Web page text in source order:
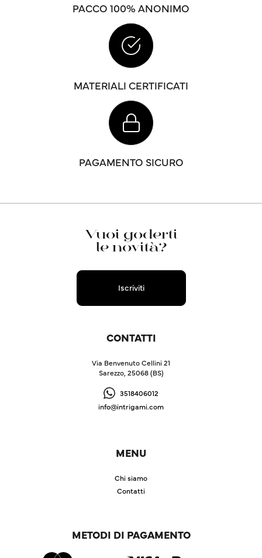
PACCO 100% ANONIMO
MATERIALI CERTIFICATI
PAGAMENTO SICURO
Vuoi goderti
le novità?
Iscriviti
CONTATTI
Via Benvenuto Cellini 21
Sarezzo, 25068 (BS)
3518406012
info@intrigami.com
MENU
Chi siamo
Contatti
METODI DI PAGAMENTO